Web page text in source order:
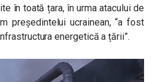
în toată țara, în urma atacului de
președintelui ucrainean, “a fost
energetică a țării”.